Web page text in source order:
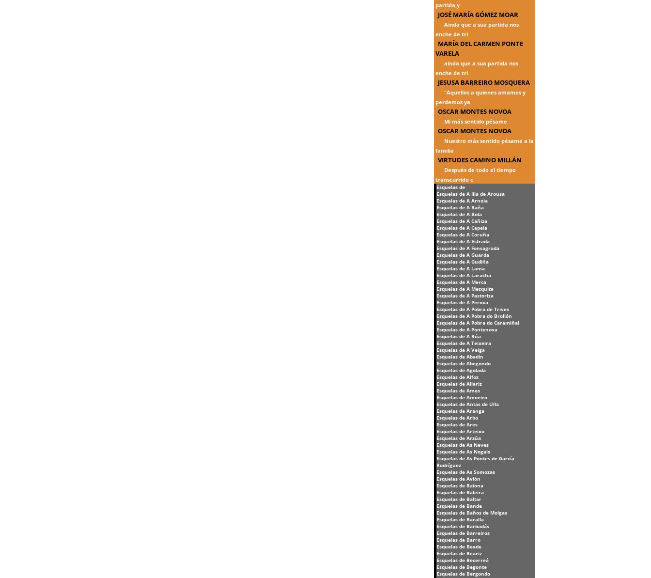
partida,y
JOSÉ MARÍA GÓMEZ MOAR
Ainda que a sua partida nos
enche de tri
MARÍA DEL CARMEN PONTE
VARELA
ainda que a sua partida nos
enche de tri
JESUSA BARREIRO MOSQUERA
"Aquellos a quienes amamos y
perdemos ya
OSCAR MONTES NOVOA
Mi más sentido pésame
OSCAR MONTES NOVOA
Nuestro más sentido pésame a la
familia
VIRTUDES CAMINO MILLÁN
Después de todo el tiempo
transcurrido c
Esquelas de
Esquelas de A Illa de Arousa
Esquelas de A Arnoia
Esquelas de A Baña
Esquelas de A Bola
Esquelas de A Cañiza
Esquelas de A Capela
Esquelas de A Coruña
Esquelas de A Estrada
Esquelas de A Fonsagrada
Esquelas de A Guarda
Esquelas de A Gudiña
Esquelas de A Lama
Esquelas de A Laracha
Esquelas de A Merca
Esquelas de A Mezquita
Esquelas de A Pastoriza
Esquelas de A Peroxa
Esquelas de A Pobra de Trives
Esquelas de A Pobra do Brollón
Esquelas de A Pobra do Caramiñal
Esquelas de A Pontenova
Esquelas de A Rúa
Esquelas de A Teixeira
Esquelas de A Veiga
Esquelas de Abadín
Esquelas de Abegondo
Esquelas de Agolada
Esquelas de Alfoz
Esquelas de Allariz
Esquelas de Ames
Esquelas de Amoeiro
Esquelas de Antas de Ulla
Esquelas de Aranga
Esquelas de Arbo
Esquelas de Ares
Esquelas de Arteixo
Esquelas de Arzúa
Esquelas de As Neves
Esquelas de As Nogais
Esquelas de As Pontes de García
Rodríguez
Esquelas de As Somozas
Esquelas de Avión
Esquelas de Baiona
Esquelas de Baleira
Esquelas de Baltar
Esquelas de Bande
Esquelas de Baños de Molgas
Esquelas de Baralla
Esquelas de Barbadás
Esquelas de Barreiros
Esquelas de Barro
Esquelas de Beade
Esquelas de Beariz
Esquelas de Becerreá
Esquelas de Begonte
Esquelas de Bergondo